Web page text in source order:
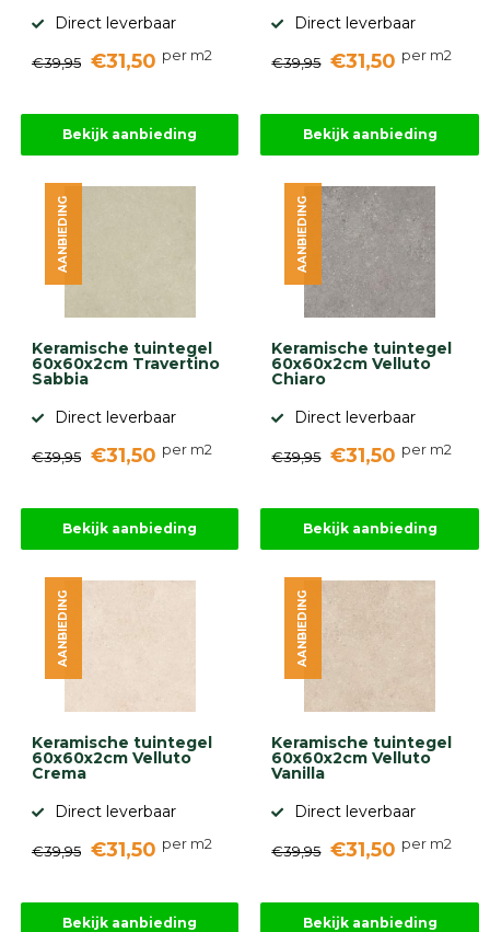
Direct leverbaar
€39,95 €31,50 per m2
Bekijk aanbieding
Direct leverbaar
€39,95 €31,50 per m2
Bekijk aanbieding
Keramische tuintegel
60x60x2cm Travertino
Sabbia
Direct leverbaar
€39,95 €31,50 per m2
AANBIEDING
Bekijk aanbieding
Keramische tuintegel
60x60x2cm Velluto
Chiaro
Direct leverbaar
€39,95 €31,50 per m2
AANBIEDING
Bekijk aanbieding
Keramische tuintegel
60x60x2cm Velluto
Crema
Direct leverbaar
€39,95 €31,50 per m2
AANBIEDING
Bekijk aanbieding
Keramische tuintegel
60x60x2cm Velluto
Vanilla
Direct leverbaar
€39,95 €31,50 per m2
AANBIEDING
Bekijk aanbieding